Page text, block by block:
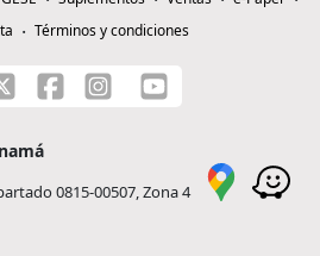
Términos y condiciones
0815-00507, Zona 4